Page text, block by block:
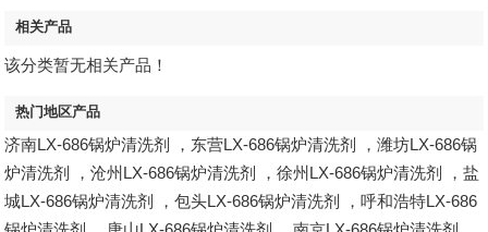
相关产品
该分类暂无相关产品！
热门地区产品
济南LX-686锅炉清洗剂 ， 东营LX-686锅炉清洗剂 ，潍坊LX-686锅
炉清洗剂
，沧州LX-686锅炉清洗剂 ，徐州LX-686锅炉清洗剂 ，盐
城LX-686锅炉清洗剂
，包头LX-686锅炉清洗剂 ，呼和浩特LX-686